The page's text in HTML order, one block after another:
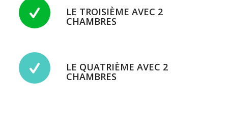
LE TROISIÈME AVEC 2
CHAMBRES
LE QUATRIÈME AVEC 2
CHAMBRES